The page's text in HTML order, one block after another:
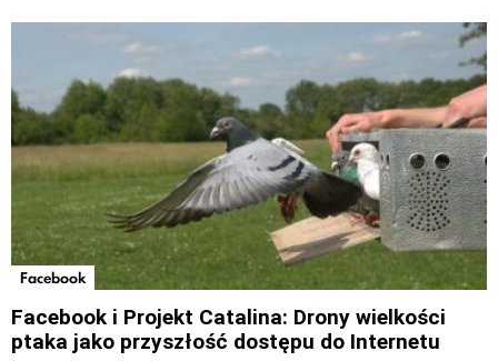
Facebook
Facebook i Projekt Catalina: Drony wielkości
ptaka jako przyszłość dostępu do Internetu